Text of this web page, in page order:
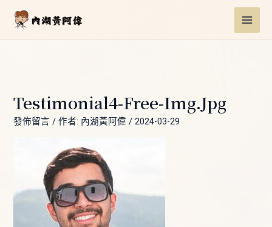
Testimonial4-Free-Img.jpg
發佈留言 / 作者: 內湖黃阿偉/2024-03-29
navigation